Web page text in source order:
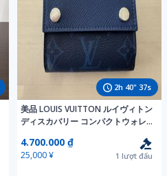
2h 40" 36s
美品 LOUIS VUITTON ルイヴィトン
ディスカバリー コンパクトウォレ
三つ折り財布 メンズ
4.700.000 ₫
25,000 ¥ 1 lượt đấu